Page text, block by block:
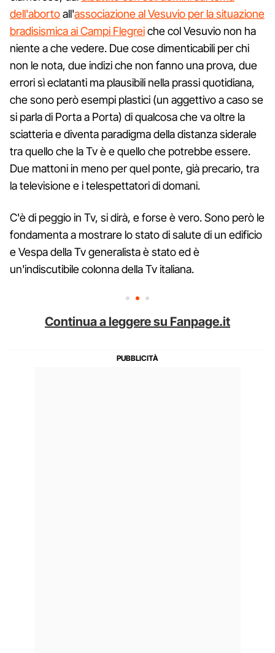
dell'abortoall'associazione al Vesuvio per la situazione
bradisismica ai Campi Flegreiche col Vesuvio non ha
niente a che vedere. Due cose dimenticabili per chi
non le nota, due indizi che non fanno una prova, due
errori sì eclatanti ma plausibili nella prassi quotidiana,
che sono però esempi plastici (un aggettivo a caso se
si parla di Porta a Porta) di qualcosa che va oltre la
sciatteria e diventa paradigma della distanza siderale
tra quello che la Tv è e quello che potrebbe essere.
Due mattoni in meno per quel ponte, già precario, tra
la televisione e i telespettatori di domani.
C'è di peggio in Tv, si dirà, e forse è vero. Sono però le
fondamenta a mostrare lo stato di salute di un edificio
e Vespa della Tv generalista è stato ed è
un'indiscutibile colonna della Tv italiana.
Continua a leggere su Fanpage.it